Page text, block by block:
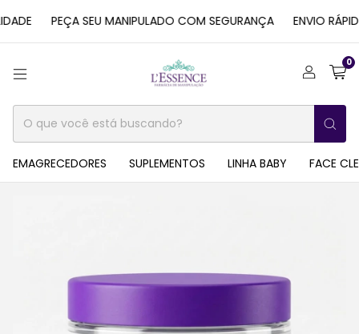
PEÇA SEU MANIPULADO COM SEGURANÇA ENVIO
0
EMAGRECEDORES SUPLEMENTOS LINHA BABY FACE